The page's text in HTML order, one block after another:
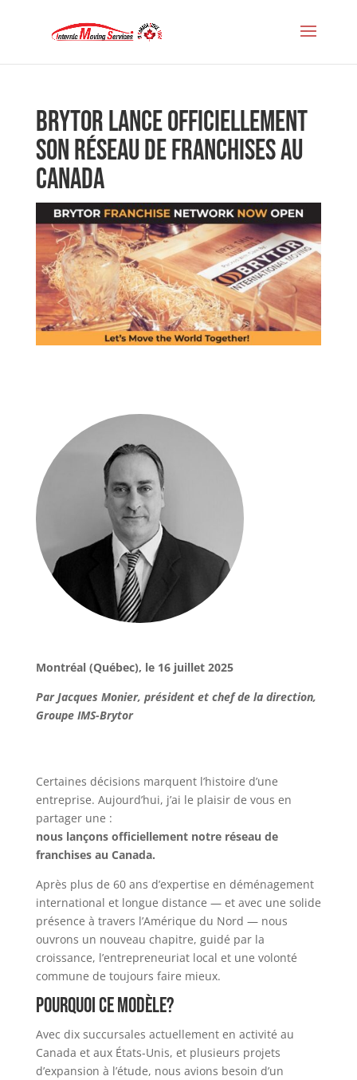
Brytor lance officiellement
son réseau de franchises au
Canada
Montréal (Québec), le 16 juillet 2025
Par Jacques Monier, président et chef de la direction,
Groupe IMS-Brytor
Certaines décisions marquent l’histoire d’une
entreprise. Aujourd’hui, j’ai le plaisir de vous en
partager une :
nous lançons officiellement notre réseau de
franchises au Canada.
Après plus de 60 ans d’expertise en déménagement
international et longue distance — et avec une solide
présence à travers l’Amérique du Nord — nous
ouvrons un nouveau chapitre, guidé par la
croissance, l’entrepreneuriat local et une volonté
commune de toujours faire mieux.
Pourquoi ce modèle?
Avec dix succursales actuellement en activité au
Canada et aux États-Unis, et plusieurs projets
d’expansion à l’étude, nous avions besoin d’un